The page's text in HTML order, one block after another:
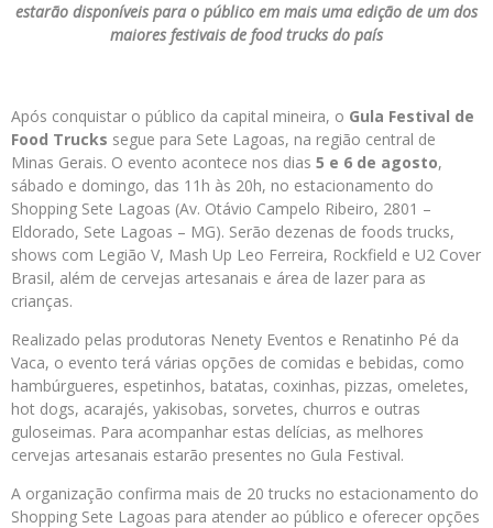
estarão disponíveis para o público em mais uma edição de um dos
maiores festivais de food trucks do país
Após conquistar o público da capital mineira, o Gula Festival de
Food Trucks segue para Sete Lagoas, na região central de
Minas Gerais. O evento acontece nos dias 5 e 6 de agosto,
sábado e domingo, das 11h às 20h, no estacionamento do
Shopping Sete Lagoas (Av. Otávio Campelo Ribeiro, 2801 –
Eldorado, Sete Lagoas – MG). Serão dezenas de foods trucks,
shows com Legião V, Mash Up Leo Ferreira, Rockfield e U2 Cover
Brasil, além de cervejas artesanais e área de lazer para as
crianças.
Realizado pelas produtoras Nenety Eventos e Renatinho Pé da
Vaca, o evento terá várias opções de comidas e bebidas, como
hambúrgueres, espetinhos, batatas, coxinhas, pizzas, omeletes,
hot dogs, acarajés, yakisobas, sorvetes, churros e outras
guloseimas. Para acompanhar estas delícias, as melhores
cervejas artesanais estarão presentes no Gula Festival.
A organização confirma mais de 20 trucks no estacionamento do
Shopping Sete Lagoas para atender ao público e oferecer opções